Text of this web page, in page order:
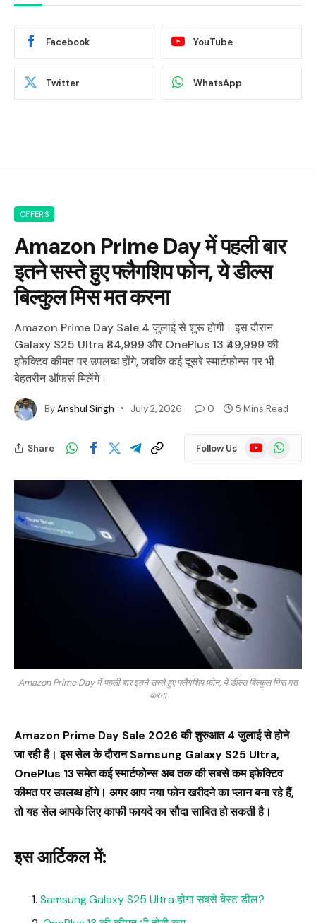
Facebook YouTube
Twitter WhatsApp
OFFERS
Amazon Prime Day में पहली बार
इतने सस्ते हुए फ्लैगशिप फोन, ये डील्स
बिल्कुल मिस मत करना
Amazon Prime Day Sale 4 जुलाई से शुरू होगी। इस दौरान
Galaxy S25 Ultra ₹84,999 और OnePlus 13 ₹49,999 की
इफेक्टिव कीमत पर उपलब्ध होंगे, जबकि कई दूसरे स्मार्टफोन्स पर भी
बेहतरीन ऑफर्स मिलेंगे।
ByAnshul Singh July 2, 2026 0 5 Mins Read
Share Follow Us YouTubeWhatsApp
Amazon Prime Day में पहली बार इतने सस्ते हुए फ्लैगशिप फोन, ये डील्स बिल्कुल मिस मत
करना
Amazon Prime Day Sale 2026 की शुरुआत 4 जुलाई से होने
जा रही है। इस सेल के दौरान Samsung Galaxy S25 Ultra,
OnePlus 13 समेत कई स्मार्टफोन्स अब तक की सबसे कम इफेक्टिव
कीमत पर उपलब्ध होंगे। अगर आप नया फोन खरीदने का प्लान बना रहे हैं,
तो यह सेल आपके लिए काफी फायदे का सौदा साबित हो सकती है।
इस आर्टिकल में:
Samsung Galaxy S25 Ultra होगा सबसे बेस्ट डील?